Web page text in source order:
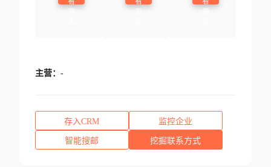
主营： -
存入CRM 监控企业
智能搜邮 挖掘联系方式